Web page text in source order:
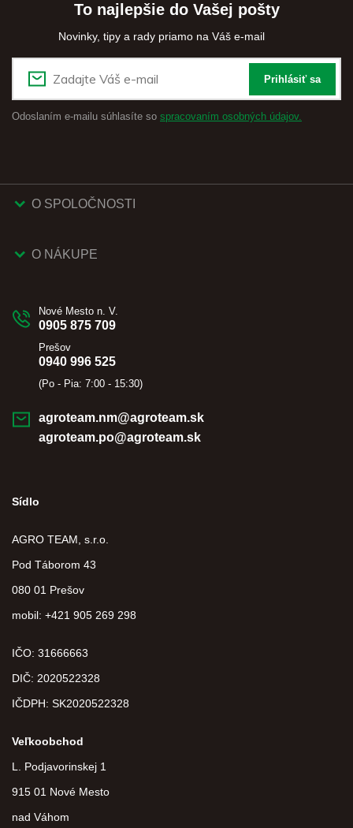
To najlepšie do Vašej pošty
Novinky, tipy a rady priamo na Váš e-mail
Prihlásiť sa
Odoslaním e-mailu súhlasíte so spracovaním osobných údajov.
O SPOLOČNOSTI
O NÁKUPE
Nové Mesto n. V.
0905 875 709
Prešov
0940 996 525
(Po - Pia: 7:00 - 15:30)
agroteam.nm@agroteam.sk
agroteam.po@agroteam.sk
Sídlo
AGRO TEAM, s.r.o.
Pod Táborom 43
080 01 Prešov
mobil: +421 905 269 298
IČO: 31666663
DIČ: 2020522328
IČDPH: SK2020522328
Veľkoobchod
L. Podjavorinskej 1
915 01 Nové Mesto
nad Váhom